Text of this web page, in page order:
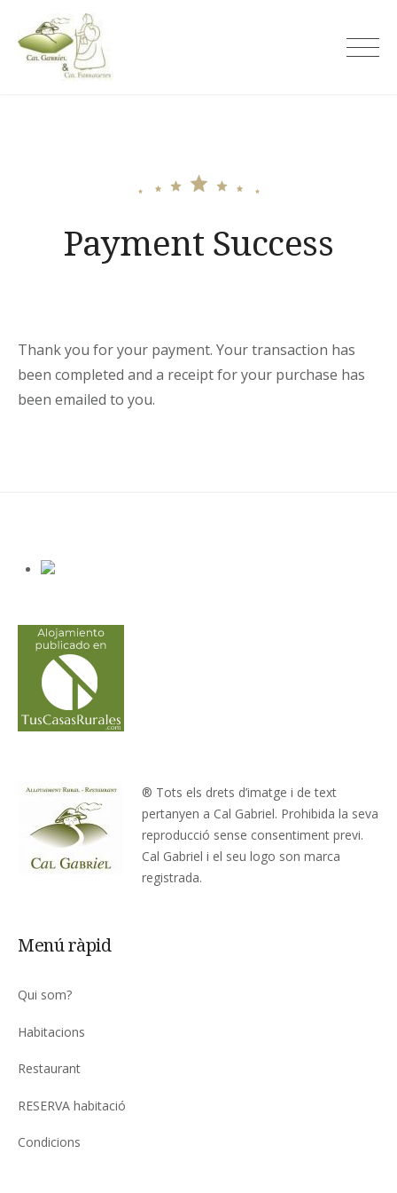
content
Payment Success
Thank you for your payment. Your transaction has
been completed and a receipt for your purchase has
been emailed to you.
® Tots els drets d’imatge i de text
pertanyen a Cal Gabriel. Prohibida la seva
reproducció sense consentiment previ.
Cal Gabriel i el seu logo son marca
registrada.
Menú ràpid
Qui som?
Habitacions
Restaurant
RESERVA habitació
Condicions